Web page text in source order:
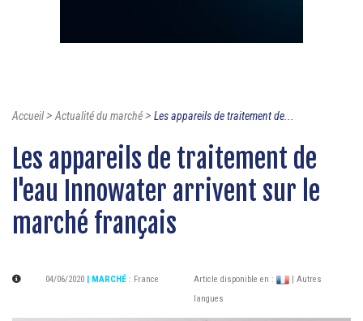
Accueil>Actualité du marché> Les appareils de traitement de...
Les appareils de traitement de
l'eau Innowater arrivent sur le
marché français
04/06/2020 | MARCHÉ : France Article disponible en :
| Autres
langues